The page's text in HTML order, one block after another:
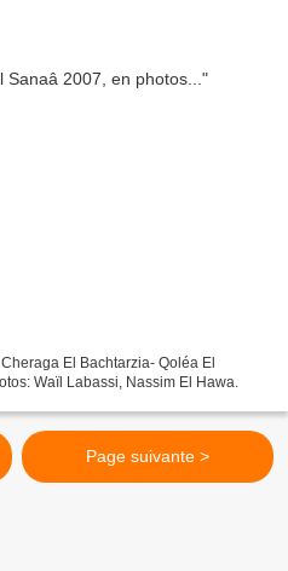
El Bachtarzia- Qoléa El
Waïl Labassi, Nassim El Hawa.
Page suivante >